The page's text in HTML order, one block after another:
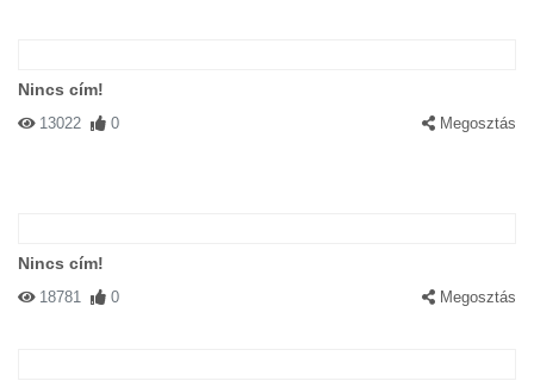
Nincs cím!
13022 0 Megosztás
Nincs cím!
18781 0 Megosztás